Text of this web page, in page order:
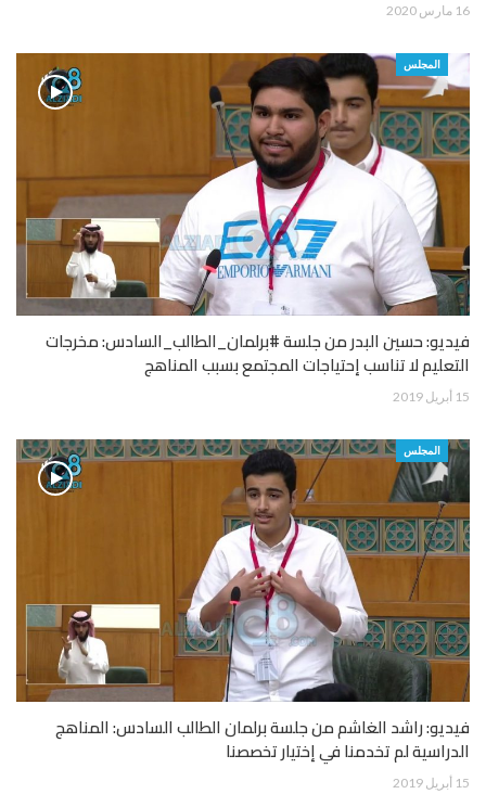
16 مارس 2020
المجلس
فيديو: حسين البدر من جلسة #برلمان_الطالب_السادس: مخرجات
التعليم لا تناسب إحتياجات المجتمع بسبب المناهج
15 أبريل 2019
المجلس
فيديو: راشد الغاشم من جلسة برلمان الطالب السادس: المناهج
الدراسية لم تخدمنا في إختيار تخصصنا
15 أبريل 2019